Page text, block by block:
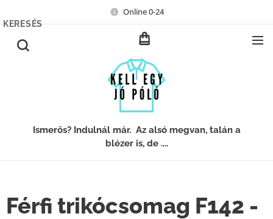
Online 0-24
Ismerős? Indulnál már. Az alsó megvan, talán a
blézer is, de ....
KERESÉS
Férfi trikócsomag F142 -